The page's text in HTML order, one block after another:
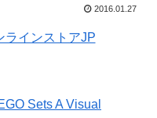
2016.01.27
Sets A Visual